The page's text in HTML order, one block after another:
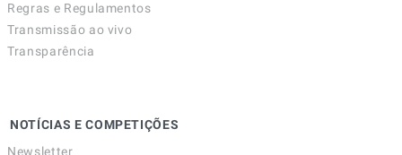
Regras e Regulamentos
Transmissão ao vivo
Transparência
NOTÍCIAS E COMPETIÇÕES
Newsletter